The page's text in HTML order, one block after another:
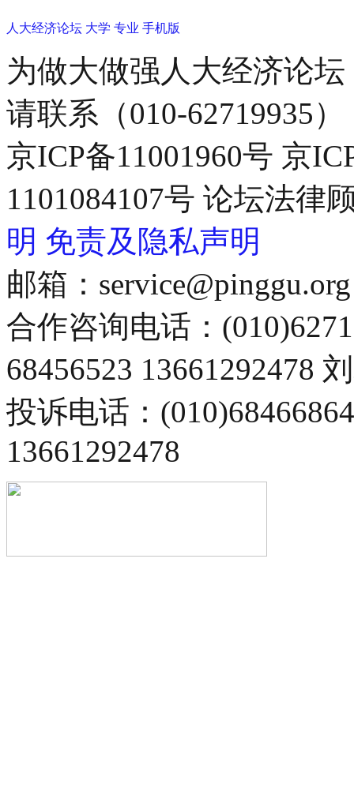
人大经济论坛 大学 专业 手机版
为做大做强人大经济论
请联系（010-62719935）
京ICP备11001960号 京
1101084107号 论坛法律
明 免责及隐私声明
邮箱：service@pinggu.org
合作咨询电话：
68456523 13661292478
投诉电话：
13661292478